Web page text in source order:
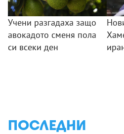
Учени разгадаха защо
авокадото сменя пола
си всеки ден
ПОСЛЕДНИ